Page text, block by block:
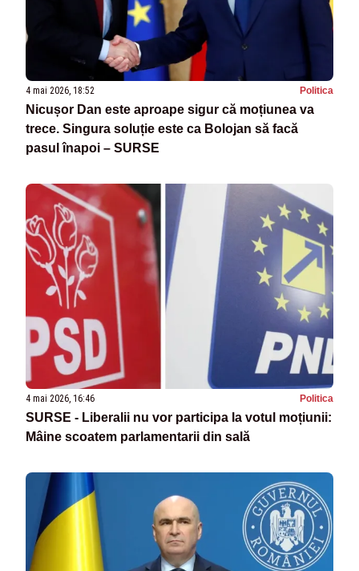
4 mai 2026, 18:52 Politica
Nicușor Dan este aproape sigur că moțiunea va
trece. Singura soluție este ca Bolojan să facă
pasul înapoi – SURSE
4 mai 2026, 16:46 Politica
SURSE - Liberalii nu vor participa la votul moțiunii:
Mâine scoatem parlamentarii din sală